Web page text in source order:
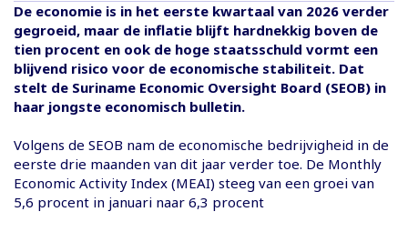
De economie is in het eerste kwartaal van 2026 verder
gegroeid, maar de inflatie blijft hardnekkig boven de
tien procent en ook de hoge staatsschuld vormt een
blijvend risico voor de economische stabiliteit. Dat
stelt de Suriname Economic Oversight Board (SEOB) in
haar jongste economisch bulletin.
Volgens de SEOB nam de economische bedrijvigheid in de
eerste drie maanden van dit jaar verder toe. De Monthly
Economic Activity Index (MEAI) steeg van een groei van
5,6 procent in januari naar 6,3 procent